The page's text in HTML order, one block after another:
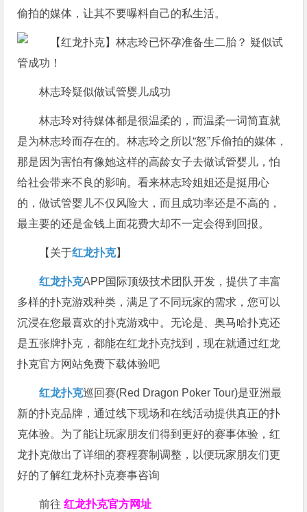
偷拍的媒体，让其不要曝料自己的私生活。
林志玲疑似做试管婴儿成功
林志玲对待媒体都是很温柔的，而温柔一词简直就
是为林志玲而存在的。林志玲之所以“怒”斥偷拍的媒体，
那是因为害怕有像她这样的高龄女子去做试管婴儿，怕
给社会带来不良的影响。看来林志玲姐姐还是挺用心
的，做试管婴儿不仅风险大，而且成功率还是不高的，
最主要的还是金钱上面花费大却不一定会得到回报。
【关于红龙扑克】
红龙扑克APP国际顶级技术团队开发，提供了丰富
多样的扑克游戏种类，满足了不同玩家的需求，您可以
沉浸在您最喜欢的扑克游戏中。无论是、奥马哈扑克还
是五张牌扑克，都能在红龙扑克找到，现在就通过红龙
扑克官方网站免费下载体验吧
红龙扑克巡回赛​(Red Dragon Poker Tour)是亚洲最
新的扑克品牌，通过线下现场和在线活动提供真正的扑
克体验。为了能让玩家朋友们得到更好的赛事体验，红
龙扑克做出了详细的赛程赛制调整，以便玩家朋友们更
好的了解红龙杯扑克赛事咨询
前往红龙扑克官方网址